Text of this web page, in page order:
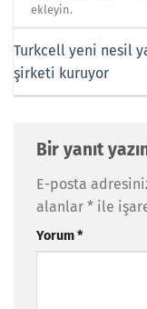
ekleyin.
Turkcell yeni nesil
şirketi kuruyor
Bir yanıt
E-posta
alanlar * ile
Yorum*